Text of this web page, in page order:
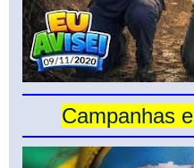
Campanhas